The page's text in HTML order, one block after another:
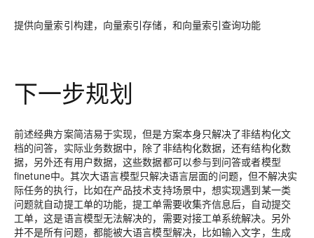
提供向量索引构建，向量索引存储，和向量索引查询功能
下一步规划
前述经典方案简洁易于实现，但是方案本身只解决了非结构化文
档的问答，实际业务数据中，除了非结构化数据，还有结构化数
据，另外还有用户数据，这些数据都可以参与到问答或者模型
finetune中。其次大语言模型只解决语言层面的问题，但不解决实
际任务的执行，比如在产品技术支持场景中，想实现遇到某一类
问题就自动提工单的功能，提工单需要收集齐信息后，自动提交
工单，这是语言模型无法解决的，需要对接工单系统解决。另外
并不是所有问题，都能被大语言模型解决，比如输入文字，生成